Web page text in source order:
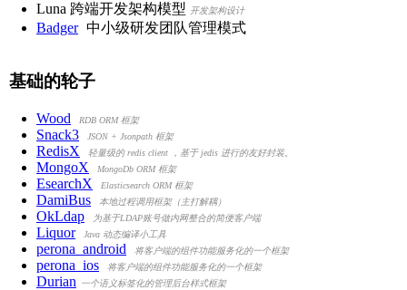
Luna 跨端开发架构模型 开发架构设计
Badger 中小级研发团队管理模式
基础的轮子
Wood RDB ORM 框架
Snack3 JSON + Jsonpath 框架
RedisX 轻量级的 redis client ，基于 jedis 进行的友好封装。
MongoX MongoDb ORM 框架
EsearchX Elasticsearch ORM 框架
DamiBus 本地过程调用框架（主打解耦）
OkLdap 为基于LDAP账号做内网整合的简便客户端
Liquor Java 动态编译小工具
perona_android 将客户端的组件功能服务化的一个框架
perona_ios 将客户端的组件功能服务化的一个框架
Durian 一个语义标签化的管理后台样式框架